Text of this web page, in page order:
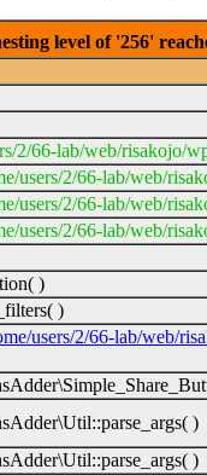
level of '256'
2/66-lab/web/risakojo/
users/2/66-lab/web/
users/2/66-lab/web/
users/2/66-lab/web/
)
)
users/2/66-lab/web/
)
)